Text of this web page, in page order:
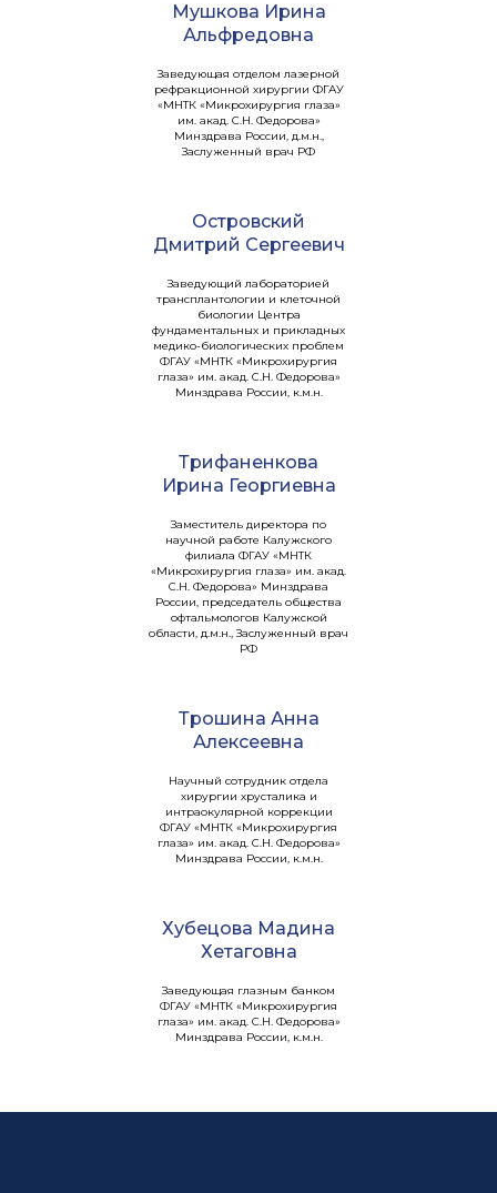
Мушкова Ирина
Альфредовна
Заведующая отделом лазерной
рефракционной хирургии ФГАУ
«МНТК «Микрохирургия глаза»
им. акад. С.Н. Федорова»
Минздрава России, д.м.н.,
Заслуженный врач РФ
Островский
Дмитрий Сергеевич
Заведующий лабораторией
трансплантологии и клеточной
биологии Центра
фундаментальных и прикладных
медико-биологических проблем
ФГАУ «МНТК «Микрохирургия
глаза» им. акад. С.Н. Федорова»
Минздрава России, к.м.н.
Трифаненкова
Ирина Георгиевна
Заместитель директора по
научной работе Калужского
филиала ФГАУ «МНТК
«Микрохирургия глаза» им. акад.
С.Н. Федорова» Минздрава
России, председатель общества
офтальмологов Калужской
области, д.м.н., Заслуженный врач
РФ
Трошина Анна
Алексеевна
Научный сотрудник отдела
хирургии хрусталика и
интраокулярной коррекции
ФГАУ «МНТК «Микрохирургия
глаза» им. акад. С.Н. Федорова»
Минздрава России, к.м.н.
Хубецова Мадина
Хетаговна
Заведующая глазным банком
ФГАУ «МНТК «Микрохирургия
глаза» им. акад. С.Н. Федорова»
Минздрава России, к.м.н.